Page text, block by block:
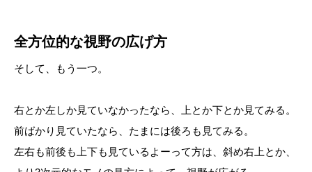
全方位的な視野の広げ方
そして、もう一つ。
右とか左しか見ていなかったなら、上とか下とか見てみる。
前ばかり見ていたなら、たまには後ろも見てみる。
左右も前後も上下も見ているよーって方は、斜め右上とか、